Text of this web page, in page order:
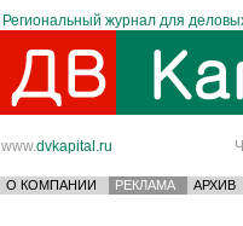
Региональный журнал для
www.dvkapital.ru
О КОМПАНИИ РЕКЛАМА АРХИВ